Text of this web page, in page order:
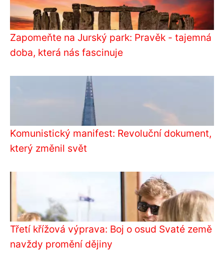
Zapomeňte na Jurský park: Pravěk - tajemná
doba, která nás fascinuje
Komunistický manifest: Revoluční dokument,
který změnil svět
Třetí křížová výprava: Boj o osud Svaté země
navždy promění dějiny